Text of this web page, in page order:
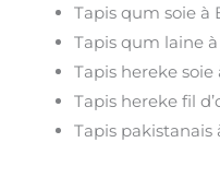
Tapis qum soie à
Tapis qum laine
Tapis hereke
Tapis hereke fil
Tapis